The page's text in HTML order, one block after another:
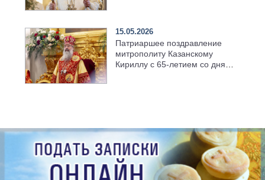
15.05.2026
Патриаршее поздравление
митрополиту Казанскому
Кириллу с 65-летием со дня